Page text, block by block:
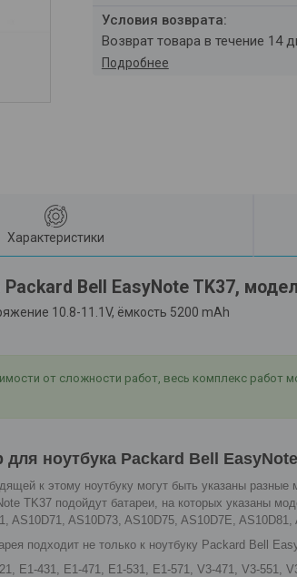
возврат товара в течение 14
Подробнее
Характеристики
Bell EasyNote TK37,
10.8-11.1V, ёмкость 5200 mAh
от сложности работ, весь комплекс работ
для ноутбука Packard Bell
к этому ноутбуку могут быть указаны
TK37 подойдут батареи, на которых указаны
AS10D71, AS10D73, AS10D75, AS10D7E, AS10D81,
подходит не только к ноутбуку Packard Bell
E1-431, E1-471, E1-531, E1-571, V3-471, V3-551,